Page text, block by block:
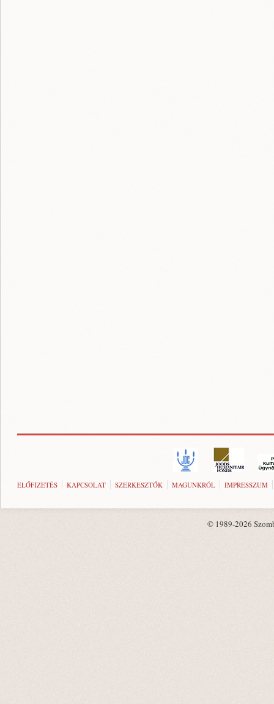
ELŐFIZETÉS KAPCSOLAT SZERKESZTŐK MAGUNKRÓL IMPRESSZUM
© 1989-2026